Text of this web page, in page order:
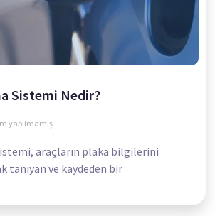
Sistemi Nedir?
yapılmamış
araçların plaka bilgilerini
ve kaydeden bir